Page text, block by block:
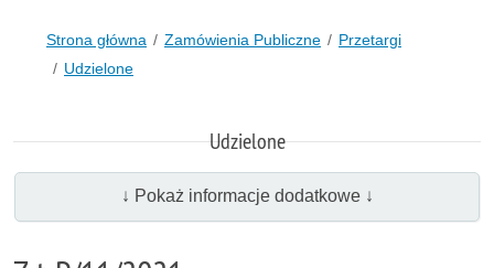
Strona główna Zamówienia Publiczne
Przetargi
Udzielone
Udzielone
↓ Pokaż informacje dodatkowe ↓